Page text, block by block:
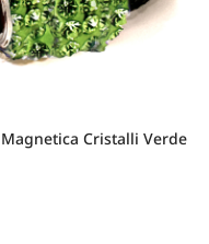
Cristalli Verde